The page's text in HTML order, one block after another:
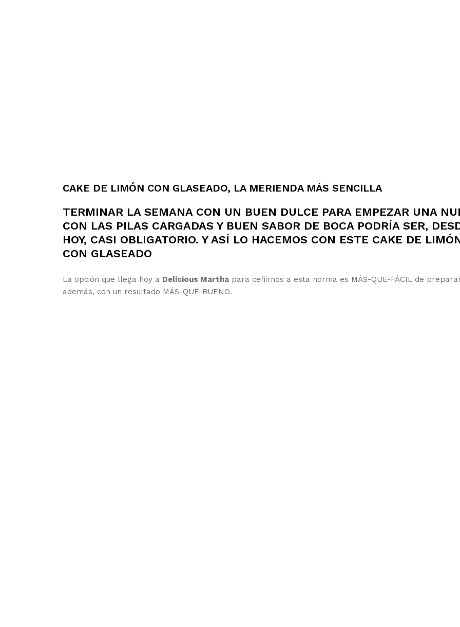
CAKE DE LIMÓN CON GLASEADO, LA MERIENDA MÁS SENCILLA
TERMINAR LA SEMANA CON UN BUEN DULCE PARA EMPEZAR UNA
CON LAS PILAS CARGADAS Y BUEN SABOR DE BOCA PODRÍA SER,
HOY, CASI OBLIGATORIO. Y ASÍ LO HACEMOS CON ESTE CAKE DE
CON GLASEADO
La opción que llega hoy a Delicious Martha para ceñirnos a esta norma es MÁS-QUE-FÁCIL de
además, con un resultado MÁS-QUE-BUENO.